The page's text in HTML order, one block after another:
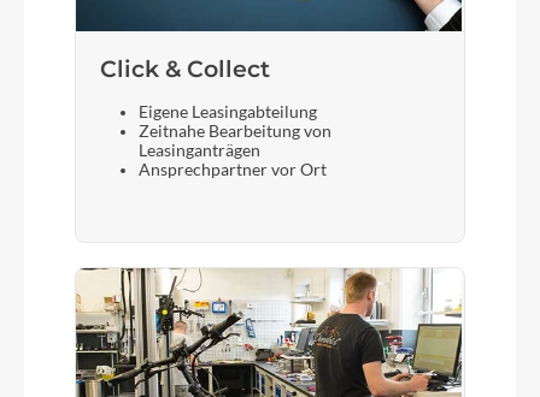
Click & Collect
Eigene Leasingabteilung
Zeitnahe Bearbeitung von
Leasinganträgen
Ansprechpartner vor Ort